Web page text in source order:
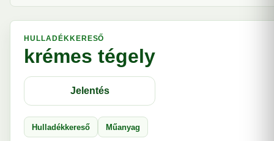
HULLADÉKKERESŐ
krémes tégely
Jelentés
Hulladékkereső Műanyag